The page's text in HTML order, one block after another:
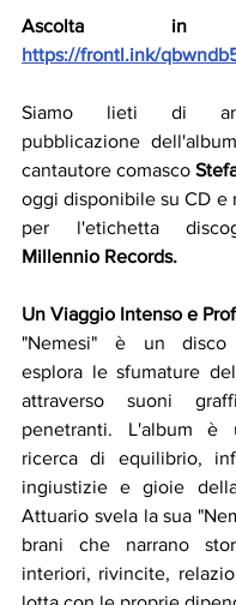
https://frontl.ink/
Siamo lieti di
pubblicazione
cantautore comasco
oggi disponibile su CD e
per l'etichetta
Millennio Records.
Un Viaggio Intenso e
"Nemesi" è un
esplora le sfumature
attraverso suoni
penetranti. L'album è
ricerca di equilibrio,
ingiustizie e gioie
Attuario svela la sua
brani che narrano
interiori, rivincite,